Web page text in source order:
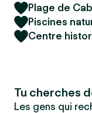
Plage de
Piscines
Centre
Tu cherches
Les gens qui